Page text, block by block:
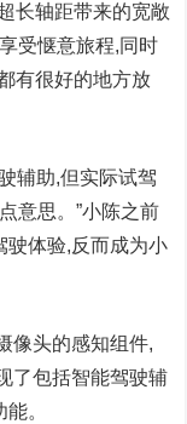
长轴距带来的宽敞
受惬意旅程,同时
有很好的地方放
辅助,但实际试驾
意思。”小陈之前
驶体验,反而成为小
像头的感知组件,
了包括智能驾驶辅
。